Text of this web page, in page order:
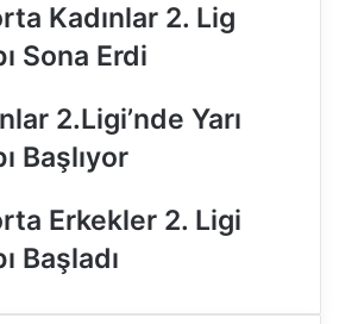
Kadınlar 2. Lig
Sona Erdi
2.Ligi’nde Yarı
Başlıyor
Erkekler 2. Ligi
Başladı